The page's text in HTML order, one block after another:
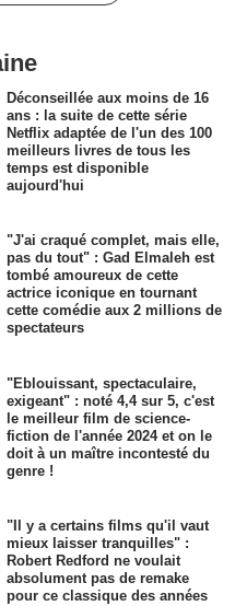
Déconseillée aux moins de 16
ans : la suite de cette série
Netflix adaptée de l'un des 100
meilleurs livres de tous les
temps est disponible
aujourd'hui
"J'ai craqué complet, mais elle,
pas du tout" : Gad Elmaleh est
tombé amoureux de cette
actrice iconique en tournant
cette comédie aux 2 millions de
spectateurs
"Eblouissant, spectaculaire,
exigeant" : noté 4,4 sur 5, c'est
le meilleur film de science-
fiction de l'année 2024 et on le
doit à un maître incontesté du
genre !
"Il y a certains films qu'il vaut
mieux laisser tranquilles" :
Robert Redford ne voulait
absolument pas de remake
pour ce classique des années